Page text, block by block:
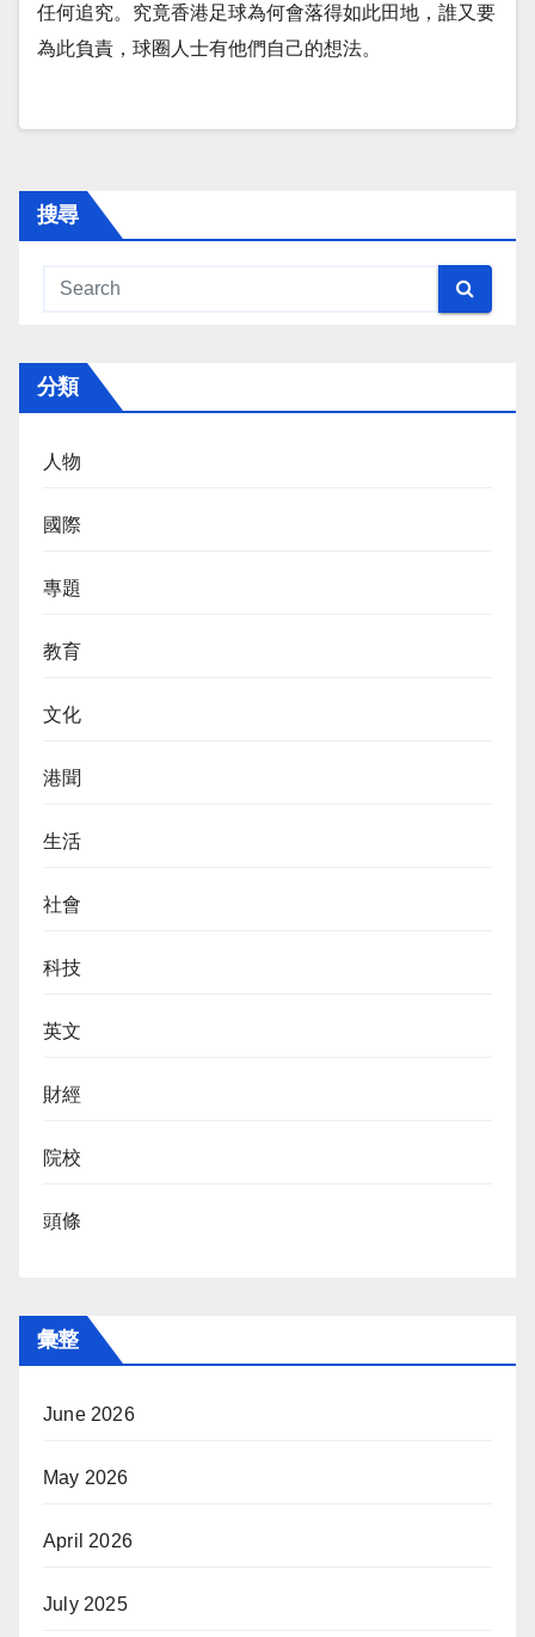
任何追究。究竟香港足球為何會落得如此田地，誰又要
為此負責，球圈人士有他們自己的想法。
搜尋
分類
人物
國際
專題
教育
文化
港聞
生活
社會
科技
英文
財經
院校
頭條
彙整
June 2026
May 2026
April 2026
July 2025